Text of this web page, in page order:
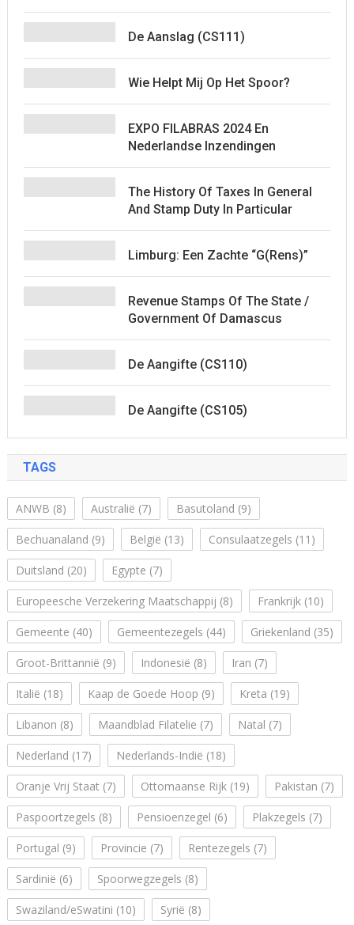
De Aanslag (CS111)
Wie Helpt Mij Op Het Spoor?
EXPO FILABRAS 2024 En
Nederlandse Inzendingen
The History Of Taxes In General
And Stamp Duty In Particular
Limburg: Een Zachte “G(rens)”
Revenue Stamps Of The State /
Government Of Damascus
De Aangifte (CS110)
De Aangifte (CS105)
TAGS
ANWB (8) Australië (7) Basutoland (9)
Bechuanaland (9) België (13) Consulaatzegels (11)
Duitsland (20) Egypte (7)
Europeesche Verzekering Maatschappij (8) Frankrijk(10)
Gemeente (40) Gemeentezegels (44) Griekenland (35)
Groot-Brittannië (9) Indonesië (8) Iran (7)
Italië (18) Kaap de Goede Hoop (9) Kreta (19)
Libanon (8) Maandblad Filatelie (7) Natal (7)
Nederland (17) Nederlands-Indië (18)
Oranje Vrij Staat (7) Ottomaanse Rijk(19) Pakistan (7)
Paspoortzegels (8) Pensioenzegel (6) Plakzegels (7)
Portugal (9) Provincie (7) Rentezegels (7)
Sardinië (6) Spoorwegzegels (8)
Swaziland/eSwatini (10) Syrië (8)